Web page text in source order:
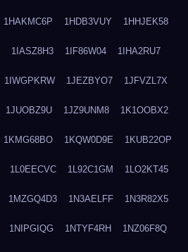
1HAKMC6P 1HDB3VUY 1HHJEK58
1IASZ8H3 1IF86W04 1IHA2RU7
1IWGPKRW 1JEZBYO7 1JFVZL7X
1JUOBZ9U 1JZ9UNM8 1K1OOBX2
1KMG68BO 1KQW0D9E 1KUB22OP
1L0EECVC 1L92C1GM 1LO2KT45
1MZGQ4D3 1N3AELFF 1N3R82X5
1NIPGIQG 1NTYF4RH 1NZ06F8Q